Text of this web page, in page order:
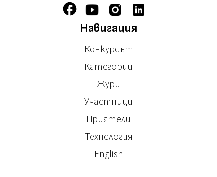
Навигация
Конкурсът
Категории
Жури
Участници
Приятели
Технология
English